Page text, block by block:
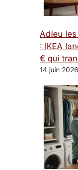
Adieu
: IKEA
€ qui
14 juin 2026